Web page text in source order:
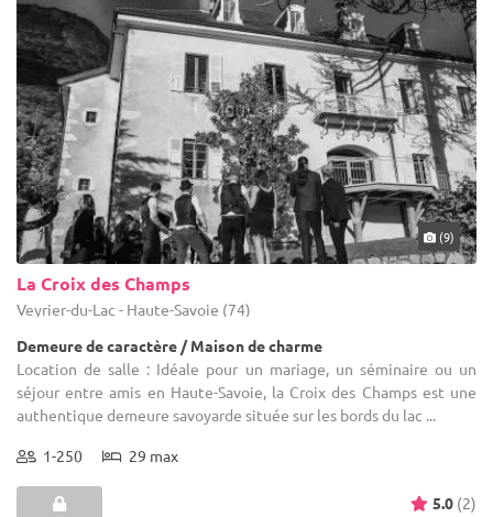
(9)
La Croix des Champs
Veyrier-du-Lac - Haute-Savoie (74)
Demeure de caractère / Maison de charme
Location de salle : Idéale pour un mariage, un séminaire ou un
séjour entre amis en Haute-Savoie, la Croix des Champs est une
authentique demeure savoyarde située sur les bords du lac ...
1-250 29 max
5.0 (2)